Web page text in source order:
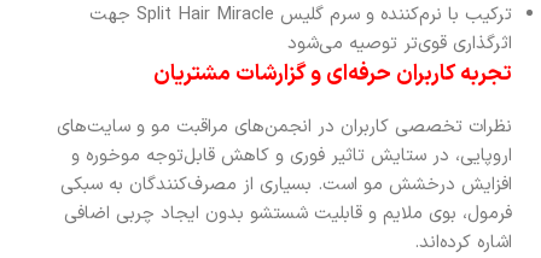
ترکیب با نرم‌کننده و سرم گلیس Split Hair Miracle جهت
اثرگذاری قوی‌تر توصیه می‌شود
تجربه کاربران حرفه‌ای و گزارشات مشتریان
نظرات تخصصی کاربران در انجمن‌های مراقبت مو و سایت‌های
اروپایی، در ستایش تاثیر فوری و کاهش قابل‌توجه موخوره و
افزایش درخشش مو است. بسیاری از مصرف‌کنندگان به سبکی
فرمول، بوی ملایم و قابلیت شستشو بدون ایجاد چربی اضافی
اشاره کرده‌اند.